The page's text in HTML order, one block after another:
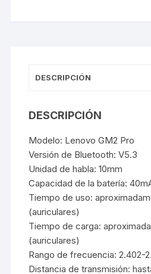
DESCRIPCIÓN
DESCRIPCIÓN
Modelo: Lenovo GM2 Pro
Versión de Bluetooth: V5.3
Unidad de habla: 10mm
Capacidad de la batería:
Tiempo de uso:
(auriculares)
Tiempo de carga:
(auriculares)
Rango de frecuencia: 2.402-
Distancia de transmisión: